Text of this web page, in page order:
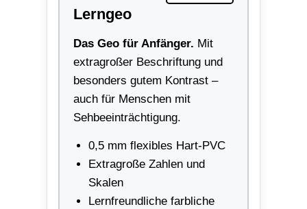
Lerngeo
Das Geo für Anfänger. Mit
extragroßer Beschriftung und
besonders gutem Kontrast –
auch für Menschen mit
Sehbeeinträchtigung.
0,5 mm flexibles Hart-PVC
Extragroße Zahlen und
Skalen
Lernfreundliche farbliche